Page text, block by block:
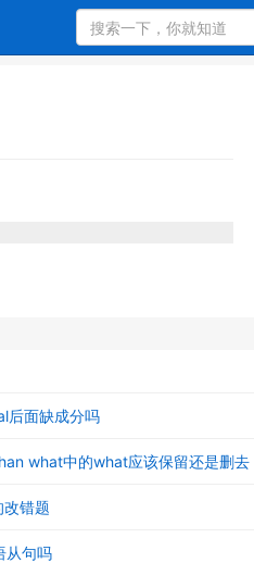
后面缺成分吗
what中的what应该保留还是删去
错题
从句吗